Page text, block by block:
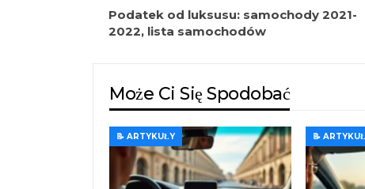
Podatek od luksusu: samochody 2021-
2022, lista samochodów
Może Ci Się Spodobać
📝 ARTYKUŁY 📝